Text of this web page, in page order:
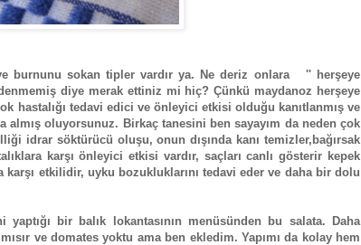
burnunu sokan tipler vardır ya. Ne deriz onlara '' herşeye
diye merak ettiniz mi hiç? Çünkü maydanoz herşeye
hastalığı tedavi edici ve önleyici etkisi olduğu kanıtlanmış ve
oluyorsunuz. Birkaç tanesini ben sayayım da neden çok
idrar söktürücü oluşu, onun dışında kanı temizler,bağırsak
karşı önleyici etkisi vardır, saçları canlı gösterir kepek
etkilidir, uyku bozukluklarını tedavi eder ve daha bir dolu
bir balık lokantasının menüsünden bu salata. Daha
ve domates yoktu ama ben ekledim. Yapımı da kolay hem